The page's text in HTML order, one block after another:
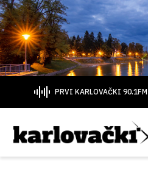
PRVI KARLOVAČKI 90.1FM